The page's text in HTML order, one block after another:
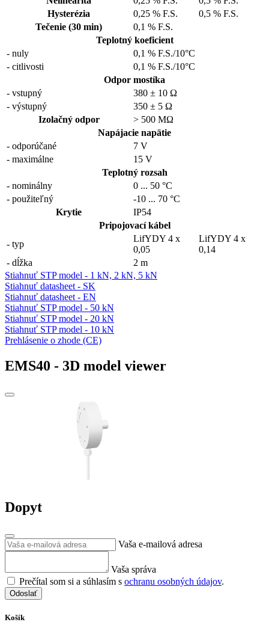
Hysterézia
0,25 % F.S.
0,5 % F.S.
Tečenie (30 min)
0,1 % F.S.
Teplotný koeficient
- nuly
0,1 % F.S./10°C
- citlivosti
0,1 % F.S./10°C
Odpor mostíka
- vstupný
380 ± 10 Ω
- výstupný
350 ± 5 Ω
Izolačný odpor
> 500 MΩ
Napájacie napätie
- odporúčané
7 V
- maximálne
15 V
Teplotný rozsah
- nominálny
0 ... 50 °C
- použiteľný
-10 ... 70 °C
Krytie
IP54
Pripojovací kábel
- typ
LifYDY 4 x
0,05
LifYDY 4 x
0,14
- dĺžka
2 m
Stiahnuť STP model - 1 kN, 2 kN, 5 kN
Stiahnuť datasheet - SK
Stiahnuť datasheet - EN
Stiahnuť STP model - 50 kN
Stiahnuť STP model - 20 kN
Stiahnuť STP model - 10 kN
Prehlásenie o zhode (CE)
EMS40 - 3D model viewer
Dopyt
Vaša e-mailová adresa
Vaša správa
Prečítal som si a súhlasím s ochranu osobných údajov.
Odoslať
Košík